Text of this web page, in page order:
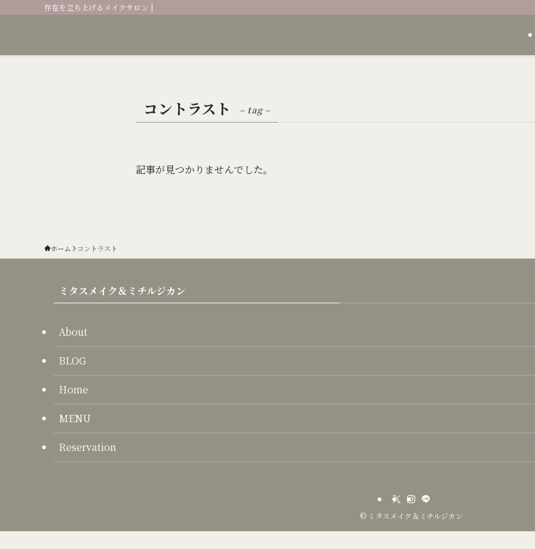
存在を立ち上げるメイクサロン |
コントラスト – tag –
記事が見つかりませんでした。
ホーム コントラスト
ミタスメイク＆ミチルジカン
About
BLOG
Home
MENU
Reservation
© ミタスメイク＆ミチルジカン